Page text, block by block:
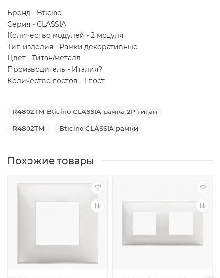
Бренд - Bticino
Серия - CLASSIA
Количество модулей - 2 модуля
Тип изделия - Рамки декоративные
Цвет - Титан/металл
Производитель - Италия?
Количество постов - 1 пост
R4802TM Bticino CLASSIA рамка 2P титан
R4802TM Bticino CLASSIA рамки
Похожие товары